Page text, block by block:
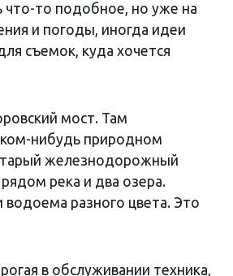
что-то подобное, но уже на
и погоды, иногда идеи
съемок, куда хочется
мост. Там
нибудь природном
железнодорожный
река и два озера.
водоема разного цвета. Это
в обслуживании техника,